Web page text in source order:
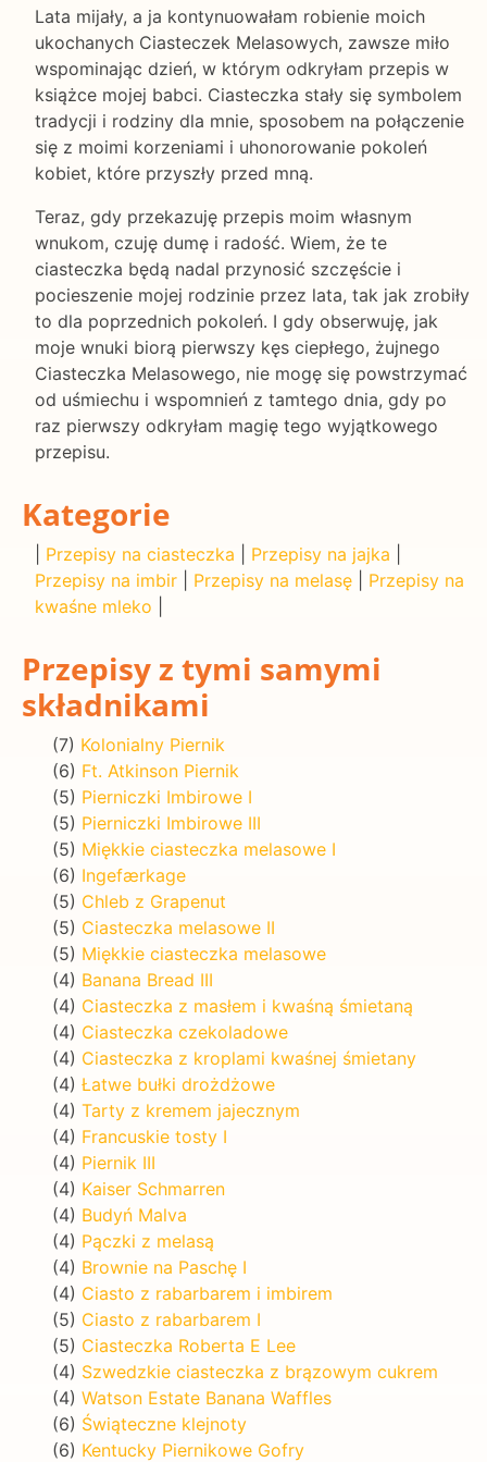
Lata mijały, a ja kontynuowałam robienie moich
ukochanych Ciasteczek Melasowych, zawsze miło
wspominając dzień, w którym odkryłam przepis w
książce mojej babci. Ciasteczka stały się symbolem
tradycji i rodziny dla mnie, sposobem na połączenie
się z moimi korzeniami i uhonorowanie pokoleń
kobiet, które przyszły przed mną.
Teraz, gdy przekazuję przepis moim własnym
wnukom, czuję dumę i radość. Wiem, że te
ciasteczka będą nadal przynosić szczęście i
pocieszenie mojej rodzinie przez lata, tak jak zrobiły
to dla poprzednich pokoleń. I gdy obserwuję, jak
moje wnuki biorą pierwszy kęs ciepłego, żujnego
Ciasteczka Melasowego, nie mogę się powstrzymać
od uśmiechu i wspomnień z tamtego dnia, gdy po
raz pierwszy odkryłam magię tego wyjątkowego
przepisu.
Kategorie
Przepisy na ciasteczka Przepisy na jajka
Przepisy na imbir
Przepisy na melasę
Przepisy na
kwaśne mleko
Przepisy z tymi samymi
składnikami
(7) Kolonialny Piernik
(6) Ft. Atkinson Piernik
(5) Pierniczki Imbirowe I
(5) Pierniczki Imbirowe III
(5) Miękkie ciasteczka melasowe I
(6) Ingefærkage
(5) Chleb z Grapenut
(5) Ciasteczka melasowe II
(5) Miękkie ciasteczka melasowe
(4) Banana Bread III
(4) Ciasteczka z masłem i kwaśną śmietaną
(4) Ciasteczka czekoladowe
(4) Ciasteczka z kroplami kwaśnej śmietany
(4) Łatwe bułki drożdżowe
(4) Tarty z kremem jajecznym
(4) Francuskie tosty I
(4) Piernik III
(4) Kaiser Schmarren
(4) Budyń Malva
(4) Pączki z melasą
(4) Brownie na Paschę I
(4) Ciasto z rabarbarem i imbirem
(5) Ciasto z rabarbarem I
(5) Ciasteczka Roberta E Lee
(4) Szwedzkie ciasteczka z brązowym cukrem
(4) Watson Estate Banana Waffles
(6) Świąteczne klejnoty
(6) Kentucky Piernikowe Gofry